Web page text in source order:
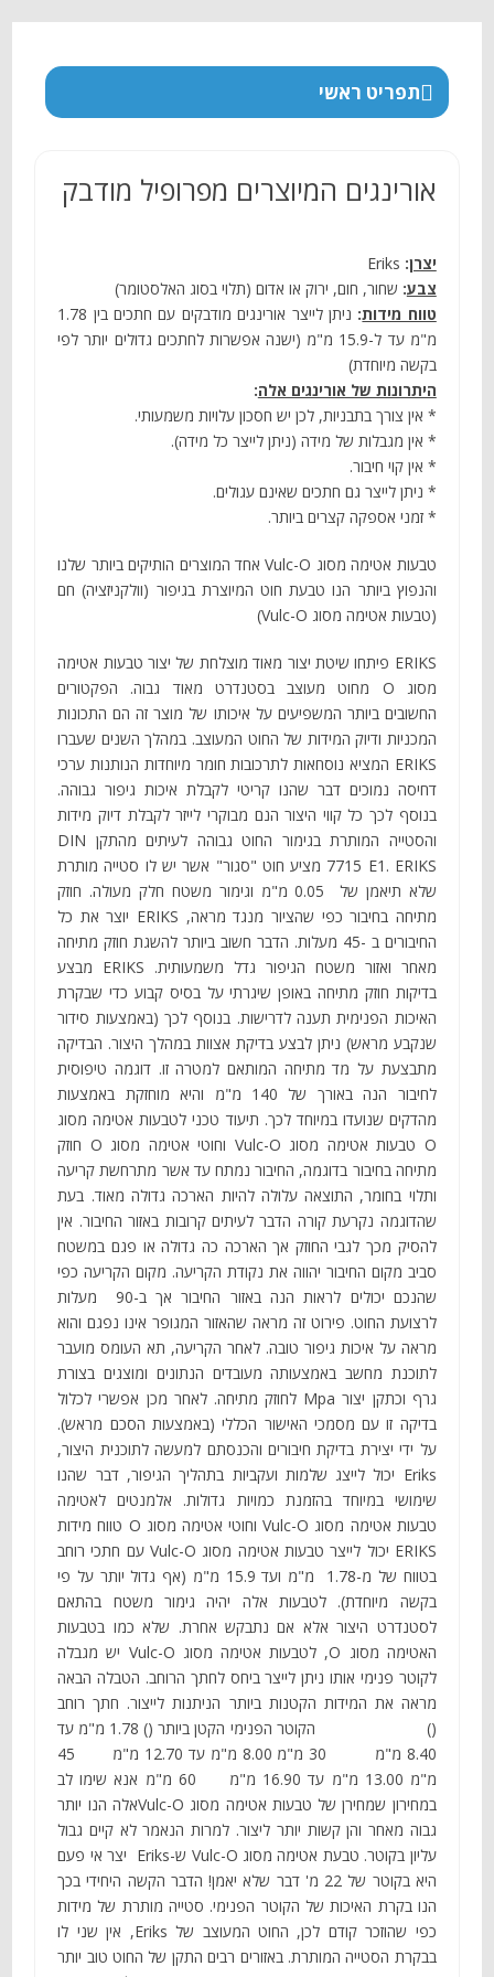
תפריט ראשי
אורינגים המיוצרים מפרופיל מודבק
יצרן:
צבע: שחור, חום, ירוק או אדום (תלוי בסוג האלסטומר)
טווח מידות:
ניתן לייצר אורינגים מודבקים עם חתכים בין 1.78
מ"מ עד ל-15.9 מ"מ (ישנה אפשרות לחתכים גדולים יותר לפי
בקשה מיוחדת)
היתרונות של אורינגים אלה:
* אין צורך בתבניות, לכן יש חסכון עלויות משמעותי.
* אין מגבלות של מידה (ניתן לייצר כל מידה).
* אין קוי חיבור.
* ניתן לייצר גם חתכים שאינם עגולים.
* זמני אספקה קצרים ביותר.
טבעות אטימה מסוג Vulc-O אחד המוצרים הותיקים ביותר שלנו
והנפוץ ביותר הנו טבעת חוט המיוצרת בגיפור (וולקניזציה) חם
(טבעות אטימה מסוג Vulc-O)
ERIKS פיתחו שיטת יצור מאוד מוצלחת של יצור טבעות אטימה
מסוג O מחוט מעוצב בסטנדרט מאוד גבוה. הפקטורים
החשובים ביותר המשפיעים על איכותו של מוצר זה הם התכונות
המכניות ודיוק המידות של החוט המעוצב. במהלך השנים שעברו
ERIKS המציא נוסחאות לתרכובות חומר מיוחדות הנותנות ערכי
דחיסה נמוכים דבר שהנו קריטי לקבלת איכות גיפור גבוהה.
בנוסף לכך כל קווי היצור הנם מבוקרי לייזר לקבלת דיוק מידות
והסטייה המותרת בגימור החוט גבוהה לעיתים מהתקן DIN
7715 E1. ERIKS מציע חוט "סגור" אשר יש לו סטייה מותרת
שלא תיאמן של 0.05 מ"מ וגימור משטח חלק מעולה. חוזק
מתיחה בחיבור כפי שהציור מנגד מראה, ERIKS יוצר את כל
החיבורים ב -45 מעלות. הדבר חשוב ביותר להשגת חוזק מתיחה
מאחר ואזור משטח הגיפור גדל משמעותית. ERIKS מבצע
בדיקות חוזק מתיחה באופן שיגרתי על בסיס קבוע כדי שבקרת
האיכות הפנימית תענה לדרישות. בנוסף לכך (באמצעות סידור
שנקבע מראש) ניתן לבצע בדיקת אצוות במהלך היצור. הבדיקה
מתבצעת על מד מתיחה המותאם למטרה זו. דוגמה טיפוסית
לחיבור הנה באורך של 140 מ"מ והיא מוחזקת באמצעות
מהדקים שנועדו במיוחד לכך. תיעוד טכני לטבעות אטימה מסוג
O טבעות אטימה מסוג Vulc-O וחוטי אטימה מסוג O חוזק
מתיחה בחיבור בדוגמה, החיבור נמתח עד אשר מתרחשת קריעה
ותלוי בחומר, התוצאה עלולה להיות הארכה גדולה מאוד. בעת
שהדוגמה נקרעת קורה הדבר לעיתים קרובות באזור החיבור. אין
להסיק מכך לגבי החוזק אך הארכה כה גדולה או פגם במשטח
סביב מקום החיבור יהווה את נקודת הקריעה. מקום הקריעה כפי
שהנכם יכולים לראות הנה באזור החיבור אך ב-90 מעלות
לרצועת החוט. פירוט זה מראה שהאזור המגופר אינו נפגם והוא
מראה על איכות גיפור טובה. לאחר הקריעה, תא העומס מועבר
לתוכנת מחשב באמצעותה מעובדים הנתונים ומוצגים בצורת
גרף וכתקן יצור Mpa לחוזק מתיחה. לאחר מכן אפשרי לכלול
בדיקה זו עם מסמכי האישור הכללי (באמצעות הסכם מראש).
על ידי יצירת בדיקת חיבורים והכנסתם למעשה לתוכנית היצור,
Eriks יכול לייצג שלמות ועקביות בתהליך הגיפור, דבר שהנו
שימושי במיוחד בהזמנת כמויות גדולות. אלמנטים לאטימה
טבעות אטימה מסוג Vulc-O וחוטי אטימה מסוג O טווח מידות
ERIKS יכול לייצר טבעות אטימה מסוג Vulc-O עם חתכי רוחב
בטווח של מ-1.78 מ"מ ועד 15.9 מ"מ (אף גדול יותר על פי
בקשה מיוחדת). לטבעות אלה יהיה גימור משטח בהתאם
לסטנדרט היצור אלא אם נתבקש אחרת. שלא כמו בטבעות
האטימה מסוג O, לטבעות אטימה מסוג Vulc-O יש מגבלה
לקוטר פנימי אותו ניתן לייצר ביחס לחתך הרוחב. הטבלה הבאה
מראה את המידות הקטנות ביותר הניתנות לייצור. חתך רוחב
() הקוטר הפנימי הקטן ביותר () 1.78 מ"מ עד
8.40 מ"מ 30 מ"מ 8.00 מ"מ עד 12.70 מ"מ 45
מ"מ 13.00 מ"מ עד 16.90 מ"מ 60 מ"מ אנא שימו לב
במחירון שמחירן של טבעות אטימה מסוג Vulc-Oאלה הנו יותר
גבוה מאחר והן קשות יותר ליצור. למרות הנאמר לא קיים גבול
עליון בקוטר. טבעת אטימה מסוג Vulc-O ש-Eriks יצר אי פעם
היא בקוטר של 22 מ' דבר שלא יאמן! הדבר הקשה היחידי בכך
הנו בקרת האיכות של הקוטר הפנימי. סטייה מותרת של מידות
כפי שהוזכר קודם לכן, החוט המעוצב של Eriks, אין שני לו
בבקרת הסטייה המותרת. באזורים רבים התקן של החוט טוב יותר